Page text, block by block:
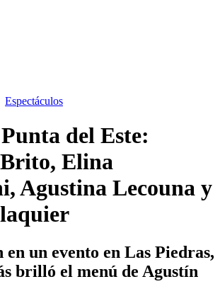
Espectáculos
del Este:
Elina
Agustina Lecouna y
un evento en Las Piedras,
brilló el menú de Agustín